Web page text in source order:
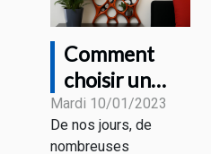
Comment
choisir un
support
tablette
Mardi 10/01/2023
De nos jours, de
nombreuses